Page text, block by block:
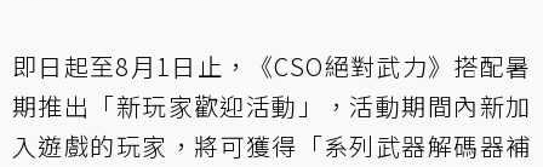
即日起至8月1日止，《CSO絕對武力》搭配暑
期推出「新玩家歡迎活動」，活動期間內新加
入遊戲的玩家，將可獲得「系列武器解碼器補